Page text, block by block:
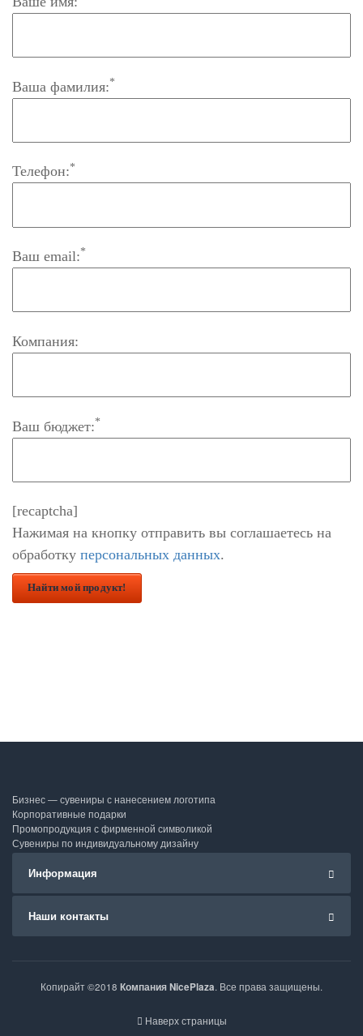
Ваша фамилия:*
Телефон:*
Ваш email:*
Компания:
Ваш бюджет:*
[recaptcha]
Нажимая на кнопку отправить вы соглашаетесь на
обработку персональных данных.
Бизнес — сувениры с нанесением логотипа
Корпоративные подарки
Промопродукция с фирменной символикой
Сувениры по индивидуальному дизайну
Информация
Наши контакты
Копирайт ©2018 Компания NicePlaza. Все права защищены.
Наверх страницы